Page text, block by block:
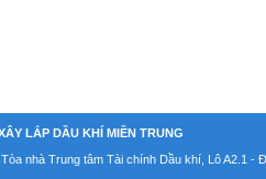
LẮP DẦU KHÍ MIỀN TRUNG
nhà Trung tâm Tài chính Dầu khí, Lô A2.1